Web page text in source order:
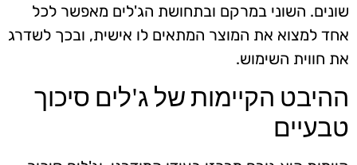
שונים. השוני במרקם ובתחושת הג'לים מאפשר לכל
אחד למצוא את המוצר המתאים לו אישית, ובכך לשדרג
את חווית השימוש.
ההיבט הקיימות של ג'לים סיכוך
טבעיים